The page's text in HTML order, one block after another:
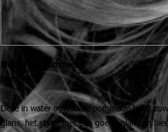
Mode Haar Pommade:
80ml
Deze in water oplosbare pommade heeft
glans, het stylet met een goede glans en